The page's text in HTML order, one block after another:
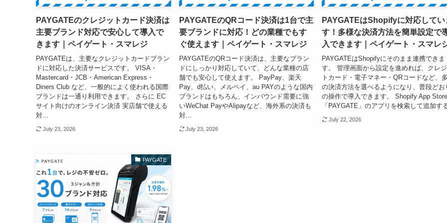
PAYGATEのクレジットカード決済は
主要ブランド対応で安心して導入で
きます｜ペイゲート・スマレジ
PAYGATEは、主要なクレジットカードブラン
ドに対応した決済サービスです。 VISA・
Mastercard・JCB・American Express・
Diners Club など、一般的によく使われる国際
ブランドは一通り利用できます。 さらに EC
サイト向けのオンライン決済 実店舗で使える
対...
July 23, 2026
PAYGATEのQRコード決済は1台で主
要ブランドに対応！どの業種でもす
ぐ使えます｜ペイゲート・スマレジ
PAYGATEのQRコード決済は、主要なブラン
ドにしっかり対応していて、どんな業種の店
舗でも安心して使えます。 PayPay、楽天
Pay、d払い、メルペイ、au PAYのような国内
ブランドはもちろん、インバウンド需要に強
いWeChat PayやAlipayなど、海外系の決済も
対...
July 23, 2026
PAYGATEはShopifyに対応してい
す！多様な決済方法を簡単設定で
入できます｜ペイゲート・スマレ
PAYGATEはShopifyにそのまま連携できま
す。 管理画面から設定を進めれば、クレ
トカード・電子マネー・QRコードなど、多
の決済方法を選べるようになり、普段どお
の操作で導入できます。 Shopify App
「PAYGATE」のアプリを検索して追加す
July 22, 2026
PAYGATE